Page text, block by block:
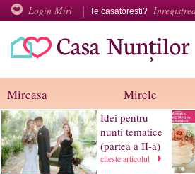
Login Miri Te casatoresti?
Mireasa Mirele
Idei pentru
nunti tematice
(partea a II-a)
citeste articolul